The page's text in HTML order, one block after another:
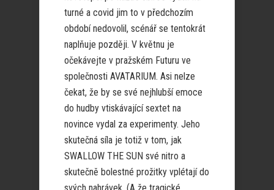
turné a covid jim to v předchozím
období nedovolil, scénář se tentokrát
naplňuje později. V květnu je
očekávejte v pražském Futuru ve
společnosti AVATARIUM. Asi nelze
čekat, že by se své nejhlubší emoce
do hudby vtiskávající sextet na
novince vydal za experimenty. Jeho
skutečná síla je totiž v tom, jak
SWALLOW THE SUN své nitro a
skutečně bolestné prožitky vplétají do